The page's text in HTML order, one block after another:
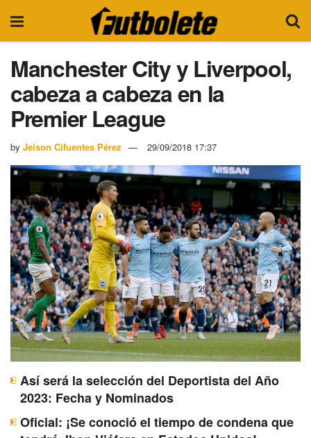
Manchester City y Liverpool,
cabeza a cabeza en la
Premier League
by Jeison Cifuentes Pérez 29/09/2018 17:37
Así será la selección del Deportista del Año
2023: Fecha y Nominados
Oficial: ¡Se conoció el tiempo de condena que